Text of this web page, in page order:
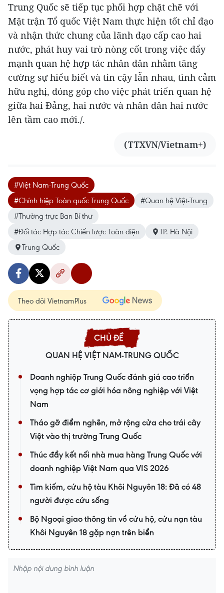
Trung Quốc sẽ tiếp tục phối hợp chặt chẽ với
Mặt trận Tổ quốc Việt Nam thực hiện tốt chỉ đạo
và nhận thức chung của lãnh đạo cấp cao hai
nước, phát huy vai trò nòng cốt trong việc đẩy
mạnh quan hệ hợp tác nhân dân nhằm tăng
cường sự hiểu biết và tin cậy lẫn nhau, tình cảm
hữu nghị, đóng góp cho việc phát triển quan hệ
giữa hai Đảng, hai nước và nhân dân hai nước
lên tầm cao mới./.
(TTXVN/Vietnam+)
#Việt Nam-Trung Quốc
#Chính hiệp Toàn quốc Trung Quốc
#Quan hệ Việt-Trung
#Thường trực Ban Bí thư
#Đối tác Hợp tác Chiến lược Toàn diện
TP. Hà Nội
Trung Quốc
Theo dõi VietnamPlus
QUAN HỆ VIỆT NAM-TRUNG QUỐC
Doanh nghiệp Trung Quốc đánh giá cao triển
vọng hợp tác cơ giới hóa nông nghiệp với Việt
Nam
Tháo gỡ điểm nghẽn, mở rộng cửa cho trái cây
Việt vào thị trường Trung Quốc
Thúc đẩy kết nối nhà mua hàng Trung Quốc với
doanh nghiệp Việt Nam qua VIS 2026
Tìm kiếm, cứu hộ tàu Khôi Nguyên 18: Đã có 48
người được cứu sống
Bộ Ngoại giao thông tin về cứu hộ, cứu nạn tàu
Khôi Nguyên 18 gặp nạn trên biển